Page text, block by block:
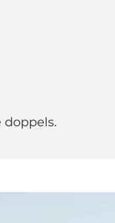
doppels.